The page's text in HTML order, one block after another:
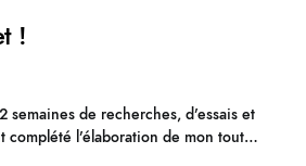
!
semaines de recherches, d’essais et
complété l’élaboration de mon tout…